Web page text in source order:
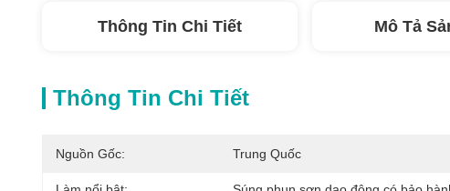
Thông Tin Chi Tiết Mô Tả
Thông Tin Chi Tiết
Nguồn Gốc: Trung Quốc